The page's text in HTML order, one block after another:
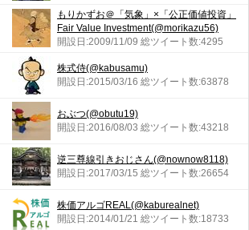
もりかずお＠「気象」×「公正価値投資」
Fair Value Investment(@morikazu56)
開設日:2009/11/09 総ツイート数:4295
株式侍(@kabusamu)
開設日:2015/03/16 総ツイート数:63878
おぶつ(@obutu19)
開設日:2016/08/03 総ツイート数:43218
逆三尊線引きおじさん(@nownow8118)
開設日:2017/03/15 総ツイート数:26654
株価アルゴREAL(@kaburealnet)
開設日:2014/01/21 総ツイート数:18733